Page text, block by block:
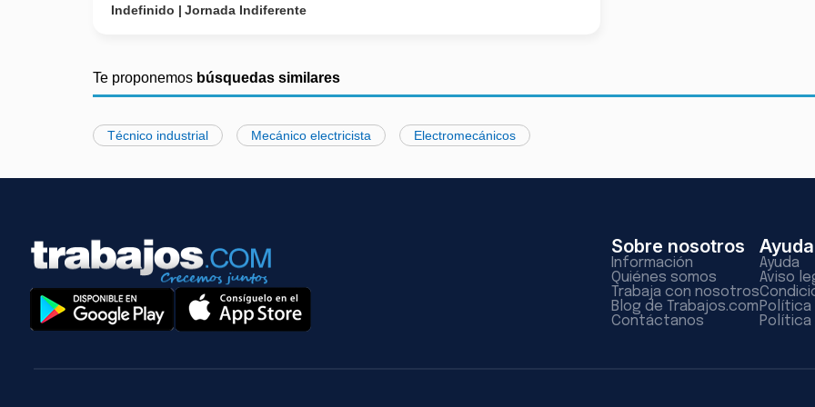
Indefinido
Jornada Indiferente
Te proponemos búsquedas similares
Técnico industrial Mecánico electricista Electromecánicos
Sobre nosotros
Información
Quiénes somos
Trabaja con nosotros
Blog de Trabajos.com
Contáctanos
Ayuda
Ayuda
Aviso
Política